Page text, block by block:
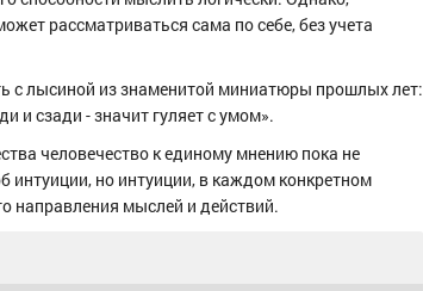
рассматриваться сама по себе, без учета
с лысиной из знаменитой миниатюры прошлых лет:
и сзади - значит гуляет с умом».
человечество к единому мнению пока не
интуиции, но интуиции, в каждом конкретном
направления мыслей и действий.